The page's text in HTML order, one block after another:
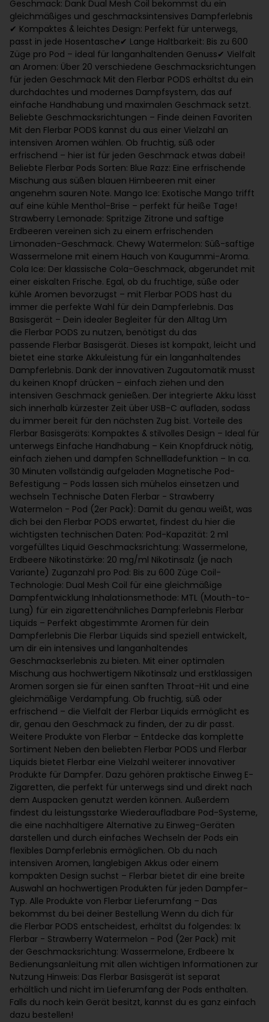
Geschmack: Dank Dual Mesh Coil bekommst du ein
gleichmäßiges und geschmacksintensives Dampferlebnis
✔ Kompaktes & leichtes Design: Perfekt für unterwegs,
passt in jede Hosentasche ✔ Lange Haltbarkeit: Bis zu 600
Züge pro Pod – ideal für langanhaltenden Genuss ✔ Vielfalt
an Aromen: Über 20 verschiedene Geschmacksrichtungen
für jeden Geschmack Mit den Flerbar PODS erhältst du ein
durchdachtes und modernes Dampfsystem, das auf
einfache Handhabung und maximalen Geschmack setzt.
Beliebte Geschmacksrichtungen – Finde deinen Favoriten
Mit den Flerbar PODS kannst du aus einer Vielzahl an
intensiven Aromen wählen. Ob fruchtig, süß oder
erfrischend – hier ist für jeden Geschmack etwas dabei!
Beliebte Flerbar Pods Sorten: Blue Razz: Eine erfrischende
Mischung aus süßen blauen Himbeeren mit einer
angenehm sauren Note. Mango Ice: Exotische Mango trifft
auf eine kühle Menthol-Brise – perfekt für heiße Tage!
Strawberry Lemonade: Spritzige Zitrone und saftige
Erdbeeren vereinen sich zu einem erfrischenden
Limonaden-Geschmack. Chewy Watermelon: Süß-saftige
Wassermelone mit einem Hauch von Kaugummi-Aroma.
Cola Ice: Der klassische Cola-Geschmack, abgerundet mit
einer eiskalten Frische. Egal, ob du fruchtige, süße oder
kühle Aromen bevorzugst – mit Flerbar PODS hast du
immer die perfekte Wahl für dein Dampferlebnis. Das
Basisgerät – Dein idealer Begleiter für den Alltag Um
die Flerbar PODS zu nutzen, benötigst du das
passende Flerbar Basisgerät. Dieses ist kompakt, leicht und
bietet eine starke Akkuleistung für ein langanhaltendes
Dampferlebnis. Dank der innovativen Zugautomatik musst
du keinen Knopf drücken – einfach ziehen und den
intensiven Geschmack genießen. Der integrierte Akku lässt
sich innerhalb kürzester Zeit über USB-C aufladen, sodass
du immer bereit für den nächsten Zug bist. Vorteile des
Flerbar Basisgeräts: Kompaktes & stilvolles Design – Ideal für
unterwegs Einfache Handhabung – Kein Knopfdruck nötig,
einfach ziehen und dampfen Schnellladefunktion – In ca.
30 Minuten vollständig aufgeladen Magnetische Pod-
Befestigung – Pods lassen sich mühelos einsetzen und
wechseln Technische Daten Flerbar - Strawberry
Watermelon - Pod (2er Pack): Damit du genau weißt, was
dich bei den Flerbar PODS erwartet, findest du hier die
wichtigsten technischen Daten: Pod-Kapazität: 2 ml
vorgefülltes Liquid Geschmacksrichtung: Wassermelone,
Erdbeere Nikotinstärke: 20 mg/ml Nikotinsalz (je nach
Variante) Zuganzahl pro Pod: Bis zu 600 Züge Coil-
Technologie: Dual Mesh Coil für eine gleichmäßige
Dampfentwicklung Inhalationsmethode: MTL (Mouth-to-
Lung) für ein zigarettenähnliches Dampferlebnis Flerbar
Liquids – Perfekt abgestimmte Aromen für dein
Dampferlebnis Die Flerbar Liquids sind speziell entwickelt,
um dir ein intensives und langanhaltendes
Geschmackserlebnis zu bieten. Mit einer optimalen
Mischung aus hochwertigem Nikotinsalz und erstklassigen
Aromen sorgen sie für einen sanften Throat-Hit und eine
gleichmäßige Verdampfung. Ob fruchtig, süß oder
erfrischend – die Vielfalt der Flerbar Liquids ermöglicht es
dir, genau den Geschmack zu finden, der zu dir passt.
Weitere Produkte von Flerbar – Entdecke das komplette
Sortiment Neben den beliebten Flerbar PODS und Flerbar
Liquids bietet Flerbar eine Vielzahl weiterer innovativer
Produkte für Dampfer. Dazu gehören praktische Einweg E-
Zigaretten, die perfekt für unterwegs sind und direkt nach
dem Auspacken genutzt werden können. Außerdem
findest du leistungsstarke Wiederaufladbare Pod-Systeme,
die eine nachhaltigere Alternative zu Einweg-Geräten
darstellen und durch einfaches Wechseln der Pods ein
flexibles Dampferlebnis ermöglichen. Ob du nach
intensiven Aromen, langlebigen Akkus oder einem
kompakten Design suchst – Flerbar bietet dir eine breite
Auswahl an hochwertigen Produkten für jeden Dampfer-
Typ. Alle Produkte von Flerbar Lieferumfang – Das
bekommst du bei deiner Bestellung Wenn du dich für
die Flerbar PODS entscheidest, erhältst du folgendes: 1x
Flerbar - Strawberry Watermelon - Pod (2er Pack) mit
der Geschmacksrichtung: Wassermelone, Erdbeere 1x
Bedienungsanleitung mit allen wichtigen Informationen zur
Nutzung Hinweis: Das Flerbar Basisgerät ist separat
erhältlich und nicht im Lieferumfang der Pods enthalten.
Falls du noch kein Gerät besitzt, kannst du es ganz einfach
dazu bestellen!